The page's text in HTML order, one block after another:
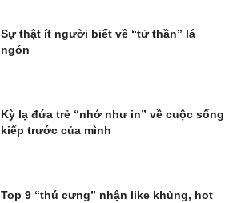
Sự thật ít người biết về “tử thần” lá
ngón
Kỳ lạ đứa trẻ “nhớ như in” về cuộc sống
kiếp trước của mình
Top 9 “thú cưng” nhận like khủng, hot